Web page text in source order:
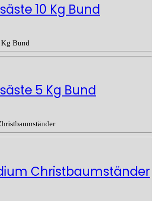
10 Kg Bund
5 Kg Bund
Christbaumständer